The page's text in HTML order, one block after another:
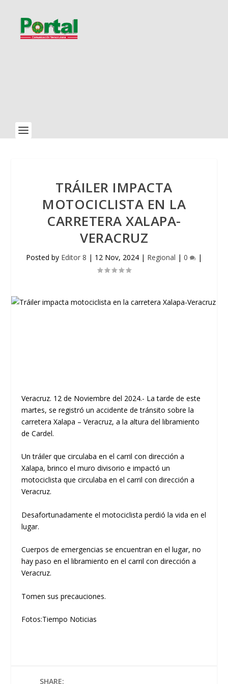
TRÁILER IMPACTA
MOTOCICLISTA EN LA
CARRETERA XALAPA-
VERACRUZ
Posted by Editor 8 | 12 Nov, 2024 | Regional | 0 |
Veracruz. 12 de Noviembre del 2024.- La tarde de este
martes, se registró un accidente de tránsito sobre la
carretera Xalapa – Veracruz, a la altura del libramiento
de Cardel.
Un tráiler que circulaba en el carril con dirección a
Xalapa, brinco el muro divisorio e impactó un
motociclista que circulaba en el carril con dirección a
Veracruz.
Desafortunadamente el motociclista perdió la vida en el
lugar.
Cuerpos de emergencias se encuentran en el lugar, no
hay paso en el libramiento en el carril con dirección a
Veracruz.
Tomen sus precauciones.
Fotos:Tiempo Noticias
SHARE: